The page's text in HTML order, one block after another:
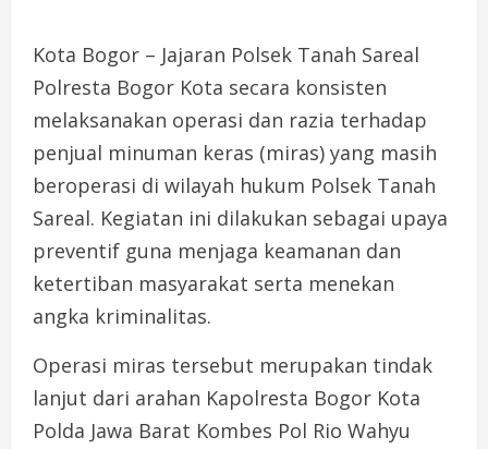
Kota Bogor – Jajaran Polsek Tanah Sareal
Polresta Bogor Kota secara konsisten
melaksanakan operasi dan razia terhadap
penjual minuman keras (miras) yang masih
beroperasi di wilayah hukum Polsek Tanah
Sareal. Kegiatan ini dilakukan sebagai upaya
preventif guna menjaga keamanan dan
ketertiban masyarakat serta menekan
angka kriminalitas.
Operasi miras tersebut merupakan tindak
lanjut dari arahan Kapolresta Bogor Kota
Polda Jawa Barat Kombes Pol Rio Wahyu